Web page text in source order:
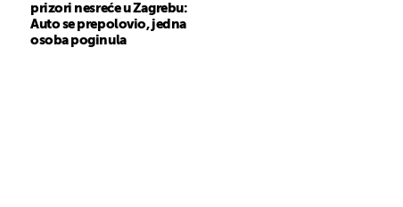
prizori nesreće u Zagrebu:
Auto se prepolovio, jedna
osoba poginula